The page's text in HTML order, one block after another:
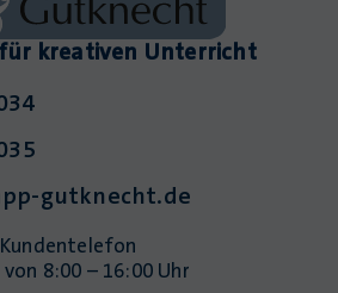
kreativen Unterricht
gutknecht.de
8:00 – 16:00 Uhr